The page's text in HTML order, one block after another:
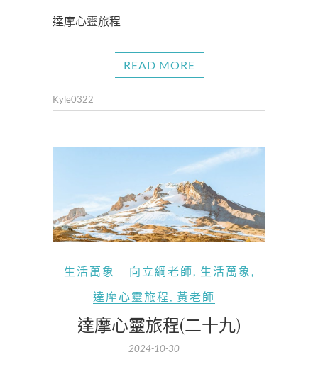
達摩心靈旅程
READ MORE
Kyle0322
生活萬象 向立綱老師, 生活萬象 ,
達摩心靈旅程 , 黃老師
達摩心靈旅程(二十九)
2024-10-30